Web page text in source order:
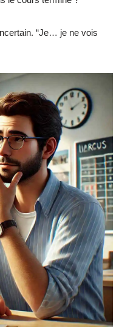
“Je… je ne vois